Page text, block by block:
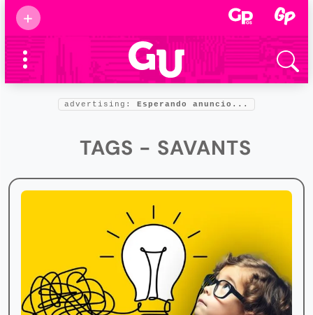
+
Supermamás
2025
Marcas de
confianza
Foro salud
advertising: Esperando anuncio...
TAGS - SAVANTS